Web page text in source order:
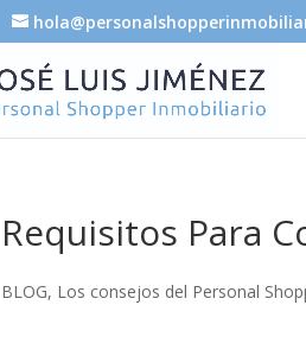
Requisitos Para
BLOG, Los consejos del Personal